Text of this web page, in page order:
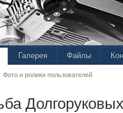
Галерея Файлы
Фото и ролики пользователей